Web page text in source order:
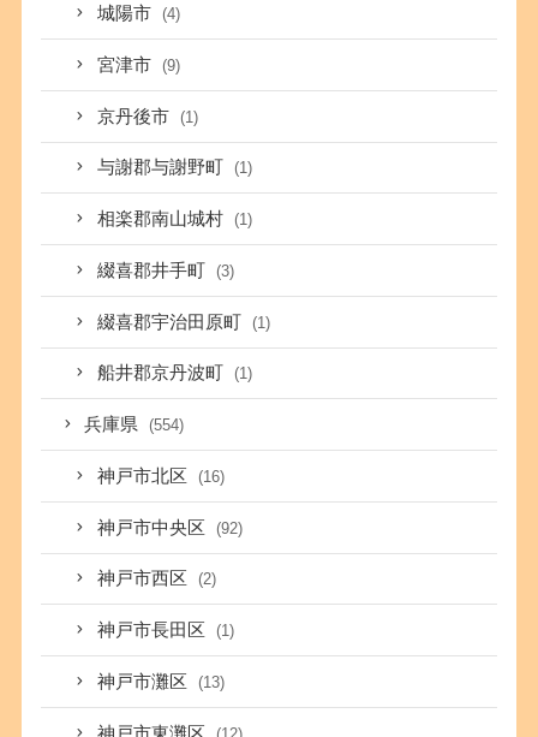
城陽市 (4)
宮津市 (9)
京丹後市 (1)
与謝郡与謝野町 (1)
相楽郡南山城村 (1)
綴喜郡井手町 (3)
綴喜郡宇治田原町 (1)
船井郡京丹波町 (1)
兵庫県 (554)
神戸市北区 (16)
神戸市中央区 (92)
神戸市西区 (2)
神戸市長田区 (1)
神戸市灘区 (13)
神戸市東灘区